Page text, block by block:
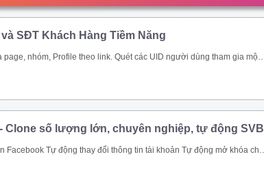
SĐT Khách Hàng Tiềm Năng
nhóm, thành viên nhóm, trạng thái nhóm theo từ khóa Quét UID của người dùng đã thực hiện tương tác vào các bài viết trong group. Toàn bộ UID tương tác bài viết trên 1 page cộng đồng, page thương hiệu. Các bài viết được quét thường có lượng tương tác khủng. Ngoài đánh giá phản ứng người dùng (like/tym, giận dữ…), công cụ thu thập và phân tích comment khách hàng đưa ra đánh giá toàn diện nhất.
Clone số lượng lớn, chuyên nghiệp, tự động SVB
mở khóa checkpoint Tự động seeding bài viết livestream, like page, follow theo uid Xây dựng và copy ảnh nội dung tài khoản đang nuôi theo 1 tài khoản mẫu